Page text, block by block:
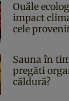
Ouăle
impact
cele
Sauna în
pregăti
căldură?